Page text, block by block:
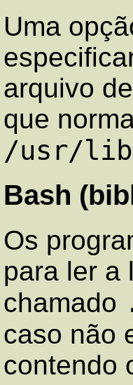
Uma
arquivo
que
/usr/lib/
Bash
Os
para ler a
chamado
caso não
contendo